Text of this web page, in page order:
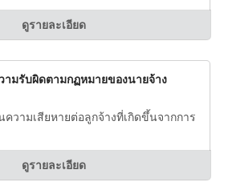
ดูรายละเอียด
ามรับผิดตามกฏหมายของนายจ้าง
ความเสียหายต่อลูกจ้างที่เกิดขึ้นจากการ
ดูรายละเอียด